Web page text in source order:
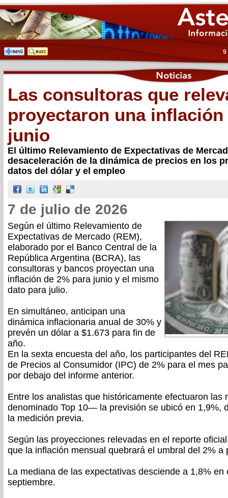
9
Las consultoras que
proyectaron una inflación
junio
El último Relevamiento de Expectativas de
desaceleración de la dinámica de precios en los
datos del dólar y el empleo
7 de julio de 2026
Según el último Relevamiento de
Expectativas de Mercado (REM),
elaborado por el Banco Central de la
República Argentina (BCRA), las
consultoras y bancos proyectan una
inflación de 2% para junio y el mismo
dato para julio.
En simultáneo, anticipan una
dinámica inflacionaria anual de 30% y
prevén un dólar a $1.673 para fin de
año.
En la sexta encuesta del año, los participantes del
de Precios al Consumidor (IPC) de 2% para el mes
por debajo del informe anterior.
Entre los analistas que históricamente efectuaron
denominado Top 10— la previsión se ubicó en 1,9%,
la medición previa.
Según las proyecciones relevadas en el reporte
que la inflación mensual quebrará el umbral del 2% a
La mediana de las expectativas desciende a 1,8% en
septiembre.